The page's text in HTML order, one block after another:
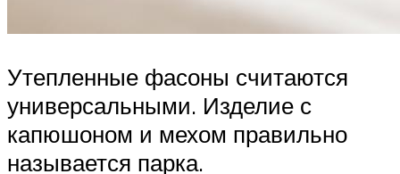
Утепленные фасоны считаются
универсальными. Изделие с
капюшоном и мехом правильно
называется парка.